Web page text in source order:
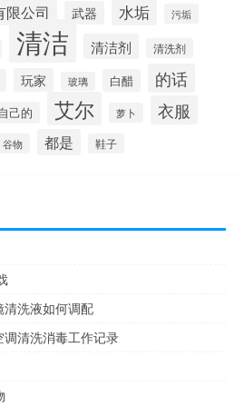
限公司 武器 水垢 污垢
清洁 清洁剂 清洗剂
玩家 玻璃 白醋 的话
己的 艾尔 萝卜 衣服
谷物 都是 鞋子
洗液如何调配
清洗消毒工作记录